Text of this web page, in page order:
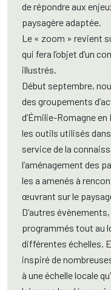
de répondre aux
paysagère adaptée.
Le « zoom » revient
qui fera l’objet d’un
illustrés.
Début septembre,
des groupements
d’Émilie-Romagne
les outils utilisés
service de la
l’aménagement des
les a amenés à
œuvrant sur le
D’autres
programmés tout au
différentes échelles.
inspiré de
à une échelle locale